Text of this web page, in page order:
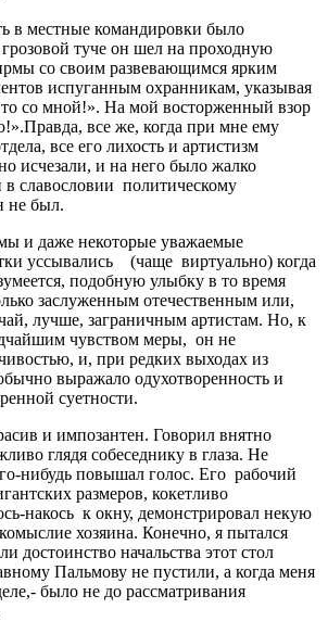
в местные командировки было
туче он шел на проходную
со своим развевающимся ярким
испуганным охранникам, указывая
со мной!». На мой восторженный взор
все же, когда при мне ему
все его лихость и артистизм
исчезали, и на него было жалко
славословии политическому
не был.
и даже некоторые уважаемые
уссывались (чаще виртуально) когда
подобную улыбку в то время
заслуженным отечественным или,
лучше, заграничным артистам. Но, к
чувством меры, он не
и, при редких выходах из
выражало одухотворенность и
суетности.
и импозантен. Говорил внятно
глядя собеседнику в глаза. Не
нибудь повышал голос. Его рабочий
размеров, кокетливо
накось к окну, демонстрировал некую
хозяина. Конечно, я пытался
достоинство начальства этот стол
Пальмову не пустили, а когда меня
было не до рассматривания